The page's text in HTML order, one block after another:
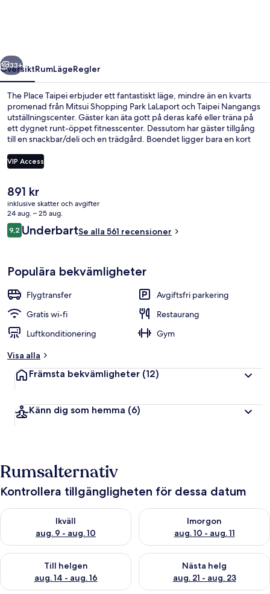
Nästa
33+
ÖversiktRumLägeRegler
The Place Taipei erbjuder ett fantastiskt läge, mindre än en kvarts
promenad från Mitsui Shopping Park LaLaport och Taipei Nangangs
utställningscenter. Gäster kan äta gott på deras kafé eller träna på
ett dygnet runt-öppet fitnesscenter. Dessutom har gäster tillgång
till en snackbar/deli och en trädgård. Boendet ligger bara en kort
det 3 minuter att gå och till Taipei Nangang Exhibition Center
station är det 9 minuter.
VIP Access
Det
nuvarande
priset
är
891 kr
891 kr
inklusive skatter och avgifter
24 aug. – 25 aug.
Recensioner
9,29,2 av 10,
UnderbartSe alla 561 recensioner
Populära bekvämligheter
Flygtransfer
Avgiftsfri parkering
Gratis wi-fi
Restaurang
Luftkonditionering
Gym
Visa alla
Främsta bekvämligheter (12)
Känn dig som hemma (6)
Rumsalternativ
Kontrollera tillgängligheten för dessa datum
Ikväll
aug. 9 - aug. 10
Kontrollera tillgängligheten för ikväll aug. 9 - aug. 10
Imorgon
aug. 10 - aug. 11
Kontrollera tillgängligheten
Till helgen
aug. 14 - aug. 16
Kontrollera tillgängligheten för den här helgen aug. 14 - aug.
Nästa helg
aug. 21 - aug. 23
Kontrollera tillgängligheten